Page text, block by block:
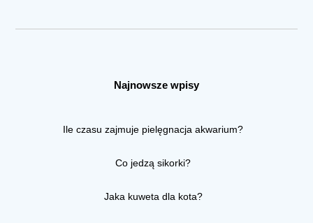
Najnowsze wpisy
Ile czasu zajmuje pielęgnacja akwarium?
Co jedzą sikorki?
Jaka kuweta dla kota?